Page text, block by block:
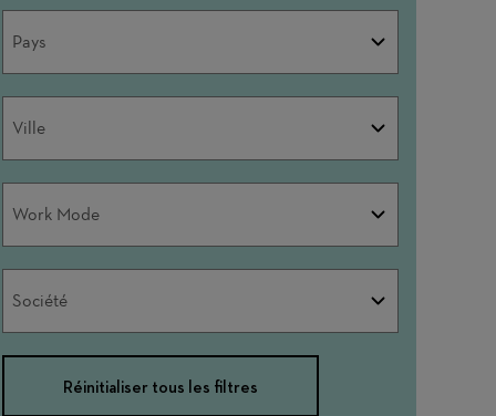
Pays
Ville
Work Mode
Société
Réinitialiser tous les filtres